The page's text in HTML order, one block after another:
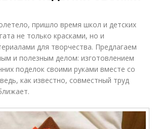
пришло время школ и детских
не только красками, но и
для творчества. Предлагаем
и полезным делом: изготовлением
поделок своими руками вместе со
как известно, совместный труд